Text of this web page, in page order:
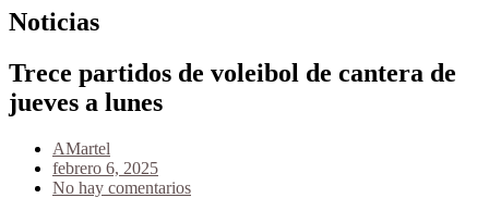
Noticias
Trece partidos de voleibol de cantera de
jueves a lunes
AMartel
febrero 6, 2025
No hay comentarios